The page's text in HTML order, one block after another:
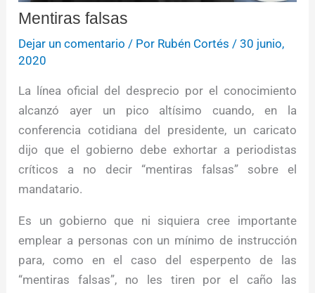
Mentiras falsas
Dejar un comentario / Por Rubén Cortés /30 junio,
2020
La línea oficial del desprecio por el conocimiento
alcanzó ayer un pico altísimo cuando, en la
conferencia cotidiana del presidente, un caricato
dijo que el gobierno debe exhortar a periodistas
críticos a no decir “mentiras falsas” sobre el
mandatario.
Es un gobierno que ni siquiera cree importante
emplear a personas con un mínimo de instrucción
para, como en el caso del esperpento de las
“mentiras falsas”, no les tiren por el caño las